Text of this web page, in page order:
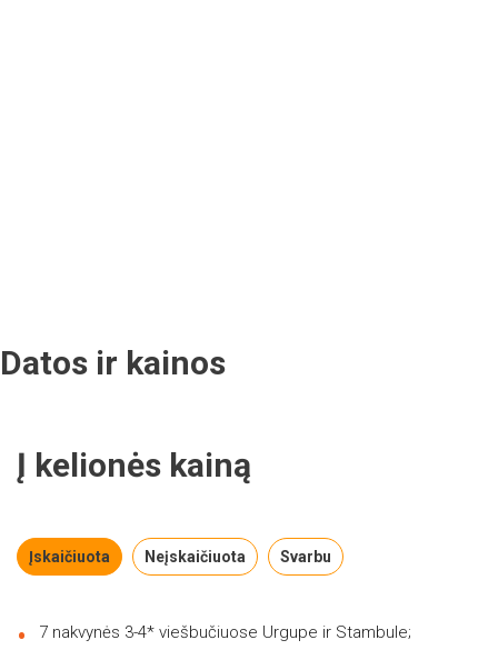
Datos ir kainos
Į kelionės kainą
Įskaičiuota Neįskaičiuota Svarbu
7 nakvynės 3-4* viešbučiuose Urgupe ir Stambule;